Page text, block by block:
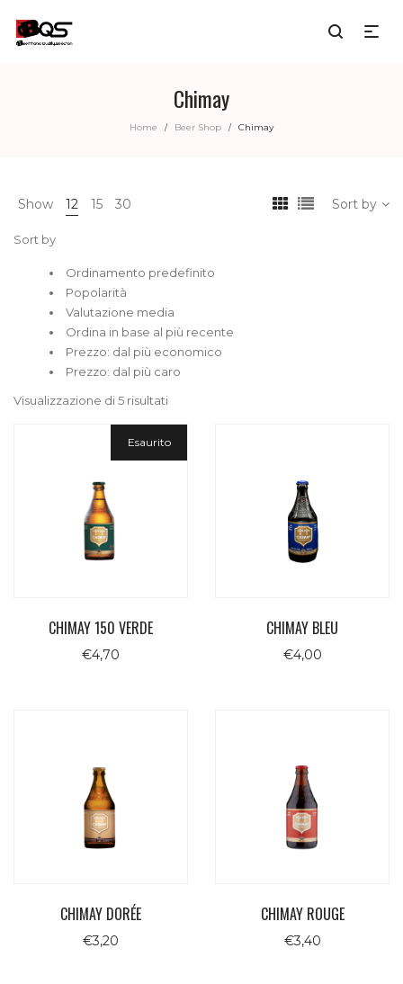
Chimay
Home / Beer Shop / Chimay
Show 12 15 30 Sort by
Sort by
Ordinamento predefinito
Popolarità
Valutazione media
Ordina in base al più recente
Prezzo: dal più economico
Prezzo: dal più caro
Visualizzazione di 5 risultati
Esaurito
CHIMAY 150 VERDE
€4,70
CHIMAY BLEU
€4,00
CHIMAY DORÉE
€3,20
CHIMAY ROUGE
€3,40